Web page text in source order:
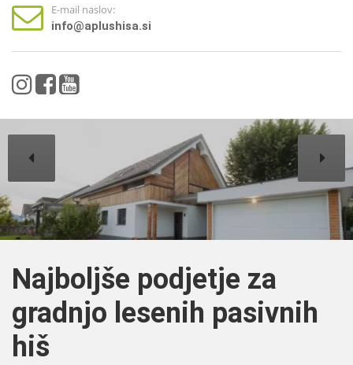
E-mail naslov:
info@aplushisa.si
Najboljše podjetje za
gradnjo lesenih pasivnih
hiš